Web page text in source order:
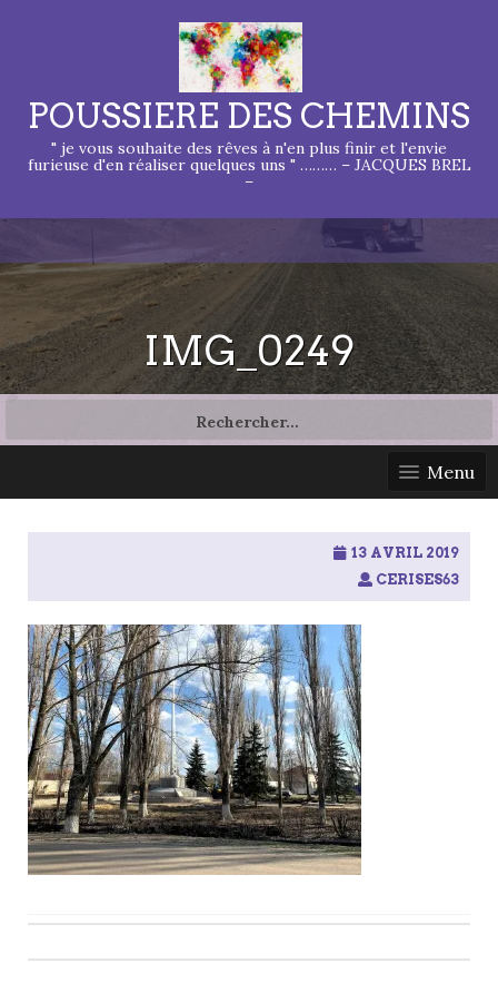
POUSSIERE DES CHEMINS
" je vous souhaite des rêves à n'en plus finir et l'envie
furieuse d'en réaliser quelques uns " ……… – JACQUES BREL
–
IMG_0249
Menu
13 AVRIL 2019
CERISES63
navigation